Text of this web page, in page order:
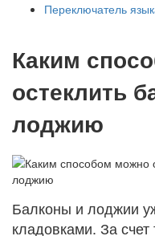
Переключатель
Каким
остеклить
лоджию
Балконы и лоджии
кладовками. За